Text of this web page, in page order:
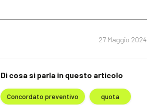
27 Maggio 2024
Di cosa si parla in questo articolo
Concordato preventivo quota